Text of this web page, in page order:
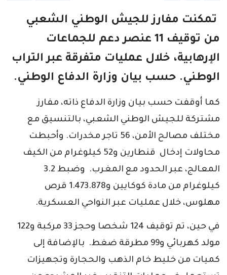
تمكنت مفارز للجيش الوطني الشعبي
من توقيف 11 عنصر دعم للجماعات
الإرهابية، خلال عمليات متفرقة عبر التراب
الوطني. حسب بيان وزارة الدفاع الوطني.
كما أوقفت حسب بيان وزارة الدفاع ذاته، مفارز
مشتركة للجيش الوطني الشعبي، بالتنسيق مع
مختلف مصالح الأمن، 56 تاجر مخدرات. وأحبطت
محاولات إدخال قنطارين و52 كيلوغرام من الكيف
المعالج، عبر الحدود مع المغرب. وضبط 3.2
كيلوغرام من مادة كوكايين و1.473.878 قرص
مهلوس، خلال عمليات عبر النواحي العسكرية.
في حين، تم توقيف 124 شخصا وحجز 33 مركبة و122
مولد كهربائي و99 مطرقة ضغط. بالإضافة إلى
كميات من خليط خام الذهب والحجارة وتجهيزات